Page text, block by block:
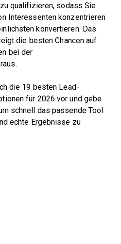
qualifizieren, sodass Sie
Interessenten konzentrieren
konvertieren. Das
die besten Chancen auf
bei der
die 19 besten Lead-
für 2026 vor und gebe
schnell das passende Tool
echte Ergebnisse zu